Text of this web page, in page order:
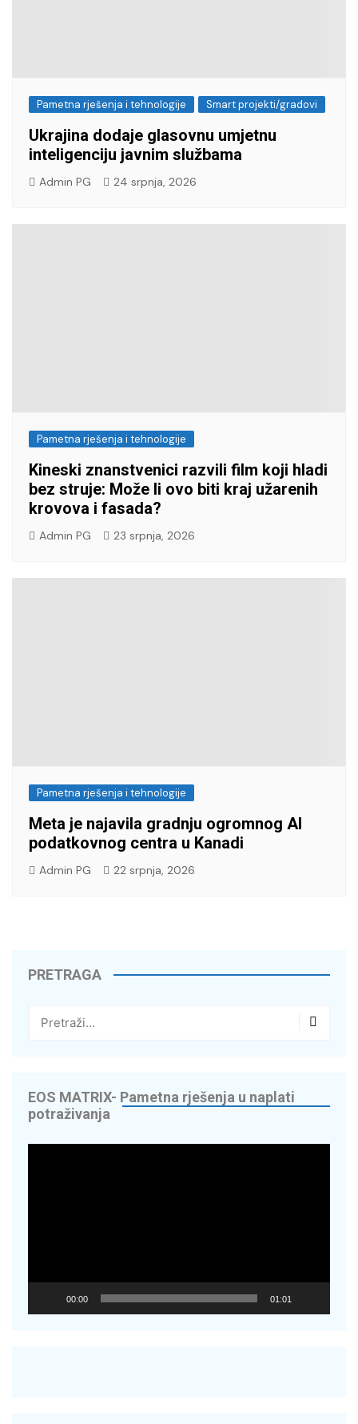
Pametna rješenja i tehnologije Smart projekti/gradovi
Ukrajina dodaje glasovnu umjetnu
inteligenciju javnim službama
Admin PG 24 srpnja, 2026
Pametna rješenja i tehnologije
Kineski znanstvenici razvili film koji hladi
bez struje: Može li ovo biti kraj užarenih
krovova i fasada?
Admin PG 23 srpnja, 2026
Pametna rješenja i tehnologije
Meta je najavila gradnju ogromnog AI
podatkovnog centra u Kanadi
Admin PG 22 srpnja, 2026
PRETRAGA
EOS MATRIX- Pametna rješenja u naplati
potraživanja
00:00 01:01